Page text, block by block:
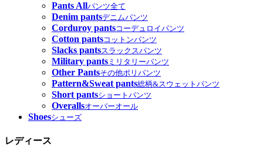
Pants Allパンツ全て
Denim pantsデニムパンツ
Corduroy pantsコーデュロイパンツ
Cotton pantsコットンパンツ
Slacks pantsスラックスパンツ
Military pants ミリタリーパンツ
Other Pantsその他ポリパンツ
Pattern&Sweat pants総柄&スウェットパンツ
Short pantsショートパンツ
Overallsオーバーオール
Shoesシューズ
レディース